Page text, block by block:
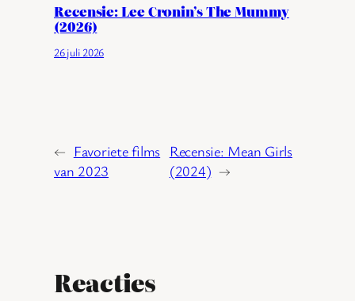
Recensie: Lee Cronin’s The Mummy
(2026)
26 juli 2026
← Favoriete films
van 2023
Recensie: Mean Girls
(2024) →
Reacties